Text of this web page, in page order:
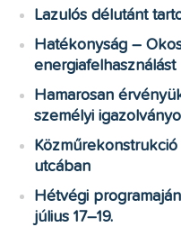
Lazulós délutánt
Hatékonyság –
energiafelhasználást
Hamarosan
személyi
utcában
Hétvégi
július 17–19.